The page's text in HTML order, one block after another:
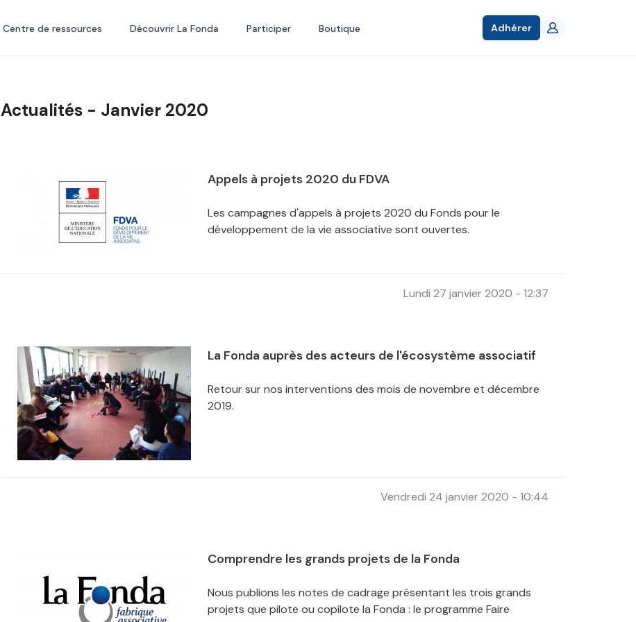
Centre de ressources Découvrir La Fonda Participer Boutique Adhérer
Actualités - Janvier 2020
Appels à projets 2020 du FDVA
Les campagnes d'appels à projets 2020 du Fonds pour le
développement de la vie associative sont ouvertes.
Lundi 27 janvier 2020 - 12:37
La Fonda auprès des acteurs de l'écosystème associatif
Retour sur nos interventions des mois de novembre et décembre
2019.
Vendredi 24 janvier 2020 - 10:44
Comprendre les grands projets de la Fonda
Nous publions les notes de cadrage présentant les trois grands
projets que pilote ou copilote la Fonda : le programme Faire